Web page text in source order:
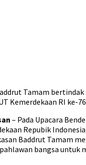
Tamam bertindak
Kemerdekaan RI ke-
– Pada Upacara
Repubik
Baddrut Tamam
bangsa untuk